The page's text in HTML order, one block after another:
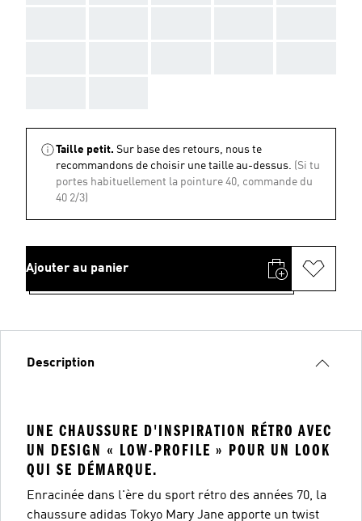
Taille petit. Sur base des retours, nous te
recommandons de choisir une taille au-dessus. (Si tu
portes habituellement la pointure 40, commande du
40 2/3)
Ajouter au panier
Description
UNE CHAUSSURE D'INSPIRATION RÉTRO AVEC
UN DESIGN « LOW-PROFILE » POUR UN LOOK
QUI SE DÉMARQUE.
Enracinée dans l'ère du sport rétro des années 70, la
chaussure adidas Tokyo Mary Jane apporte un twist